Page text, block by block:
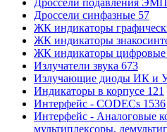
Дроссели синфазные 57
ЖК индикаторы
ЖК индикаторы
ЖК индикаторы цифровые
Излучатели звука 673
Излучающие диоды ИК и
Индикаторы в корпусе 121
Интерфейс - CODECs 1536
Интерфейс - Аналоговые
мультиплексоры,